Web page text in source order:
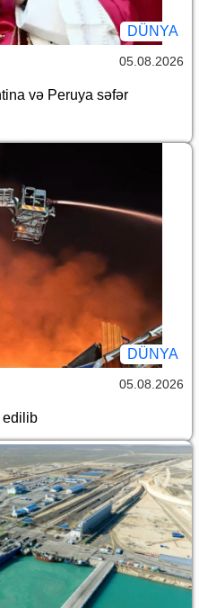
DÜNYA
05.08.2026
və Peruya səfər
DÜNYA
05.08.2026
edilib